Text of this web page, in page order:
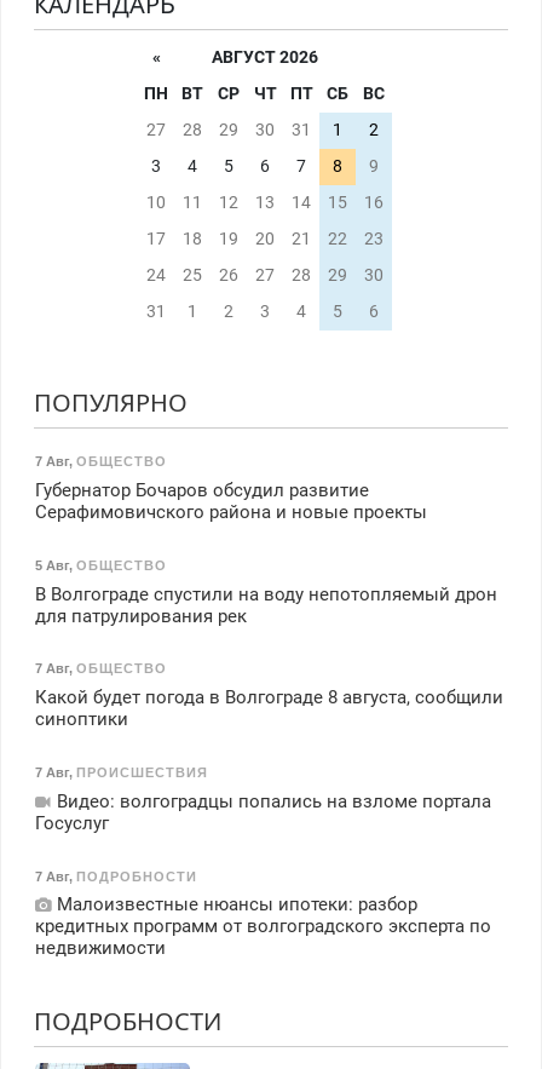
«
АВГУСТ 2026
ПН
ВТ СР ЧТ ПТ СБ
ВС
27
28 29 30 31 1
2
3
4 5 6 7 8
9
10
11 12 13 14 15
16
17
18 19 20 21 22
23
24
25 26 27 28 29
30
31
1 2 3 4 5 6
ПОПУЛЯРНО
7 Авг, ОБЩЕСТВО
Губернатор Бочаров обсудил развитие
Серафимовичского района и новые проекты
5 Авг, ОБЩЕСТВО
В Волгограде спустили на воду непотопляемый дрон
для патрулирования рек
7 Авг, ОБЩЕСТВО
Какой будет погода в Волгограде 8 августа, сообщили
синоптики
7 Авг, ПРОИСШЕСТВИЯ
Видео: волгоградцы попались на взломе портала
Госуслуг
7 Авг, ПОДРОБНОСТИ
Малоизвестные нюансы ипотеки: разбор
кредитных программ от волгоградского эксперта по
недвижимости
ПОДРОБНОСТИ